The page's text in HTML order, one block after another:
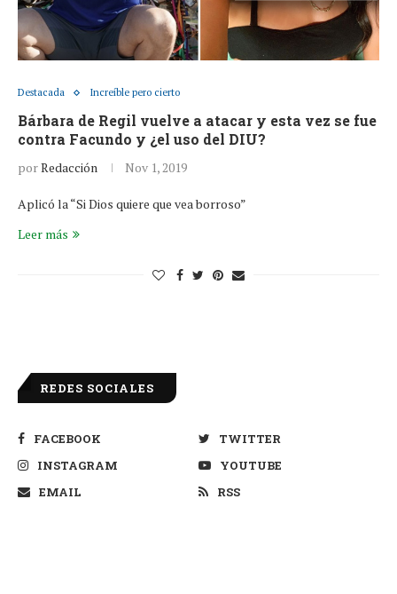
Destacada Increíble pero cierto
Bárbara de Regil vuelve a atacar y esta vez se fue
contra Facundo y ¿el uso del DIU?
porRedacción Nov 1, 2019
Aplicó la “Si Dios quiere que vea borroso”
Leer más
REDES SOCIALES
FACEBOOK
TWITTER
INSTAGRAM
YOUTUBE
EMAIL
RSS